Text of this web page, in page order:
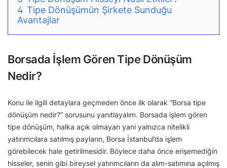
4 Tipe Dönüşümün Şirkete Sunduğu
Avantajlar
Borsada İşlem Gören Tipe Dönüşüm
Nedir?
Konu ile ilgili detaylara geçmeden önce ilk olarak “Borsa tipe
dönüşüm nedir?” sorusunu yanıtlayalım. Borsada işlem gören
tipe dönüşüm, halka açık olmayan yani yalnızca nitelikli
yatırımcılara satılmış payların, Borsa İstanbul’da işlem
görebilecek hale getirilmesidir. Böylece daha önce erişemediğin
hisseler, senin gibi bireysel yatırımcıların da alım-satımına açılmış